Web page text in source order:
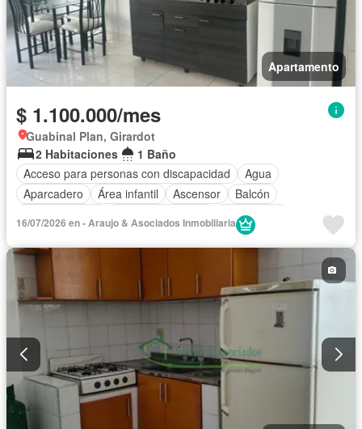
Apartamento
$ 1.100.000/mes
Guabinal Plan, Girardot
2 Habitaciones
1 Baño
Acceso para personas con discapacidad
Agua
Aparcadero
Área infantil Ascensor
Balcón
Gas natural
Piscina
16/07/2026 en - Araujo & Asociados Inmobiliaria